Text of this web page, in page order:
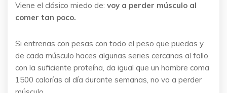
Viene el clásico miedo de: voy a perder músculo al
comer tan poco.
Si entrenas con pesas con todo el peso que puedas y
de cada músculo haces algunas series cercanas al fallo,
con la suficiente proteína, da igual que un hombre coma
1500 calorías al día durante semanas, no va a perder